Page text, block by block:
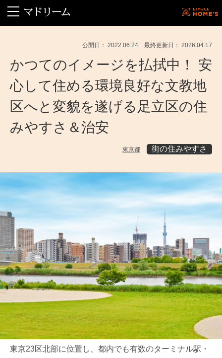
公開日： 2022.06.24 最終更新日： 2026.04.17
かつてのイメージを払拭中！ 安
心して住める環境良好な文教地
区へと変貌を遂げる足立区の住
みやすさ＆治安
東京都 街の住みやすさ
東京23区北部に位置し、都内でも有数のターミナル駅・